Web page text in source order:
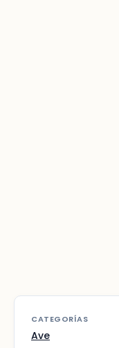
CATEGORÍAS
Ave